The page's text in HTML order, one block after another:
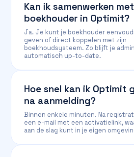
Kan ik samenwerken
boekhouder in Optimit?
Ja. Je kunt je boekhouder
geven of direct koppelen met zijn
boekhoudsysteem. Zo blijft je
automatisch up-to-date.
Hoe snel kan ik Optimit
na aanmelding?
Binnen enkele minuten. Na
een e-mail met een activatielink,
aan de slag kunt in je eigen